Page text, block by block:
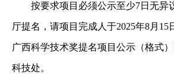
按要求项目必须公示至少7日无异
厅提名，请项目完成人于2025年8月 15
广西科学技术奖提名项目公示（格式
科技处。